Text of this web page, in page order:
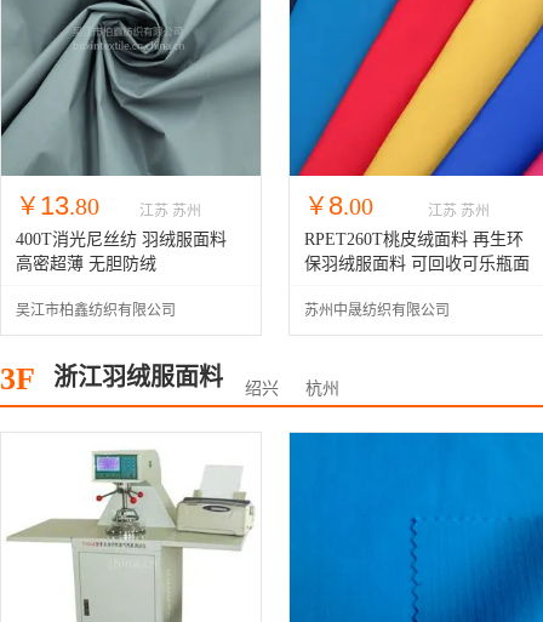
￥ 13.80 江苏 苏州
400T消光尼丝纺 羽绒服面料
高密超薄 无胆防绒
吴江市柏鑫纺织有限公司
￥ 8.00 江苏 苏州
RPET260T桃皮绒面料 再生环
保羽绒服面料 可回收可乐瓶面
苏州中晟纺织有限公司
3F 浙江羽绒服面料 绍兴 杭州